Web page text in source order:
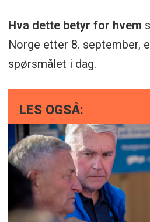
Hva dette betyr for hvem
Norge etter 8. september,
spørsmålet i dag.
LES OGSÅ: